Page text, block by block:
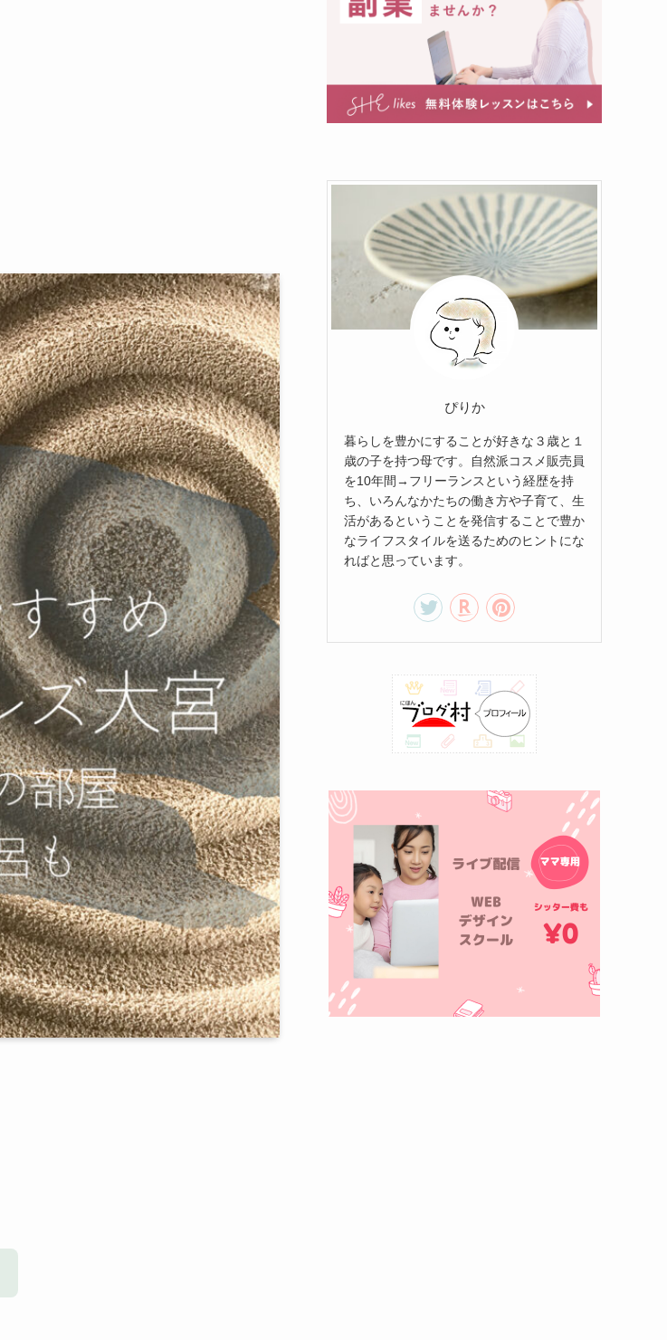
ぴりか
暮らしを豊かにすることが好きな３歳と１
歳の子を持つ母です。自然派コスメ販売員
を10年間→フリーランスという経歴を持
ち、いろんなかたちの働き方や子育て、生
活があるということを発信することで豊か
なライフスタイルを送るためのヒントにな
ればと思っています。